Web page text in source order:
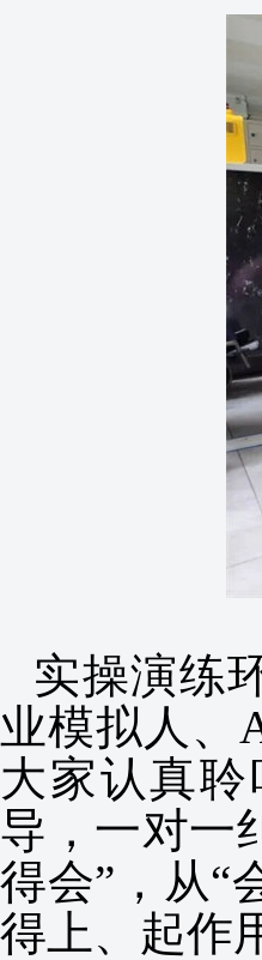
实操演练
业模拟人、
大家认真
导，一对一
得会”，从“
得上、起作